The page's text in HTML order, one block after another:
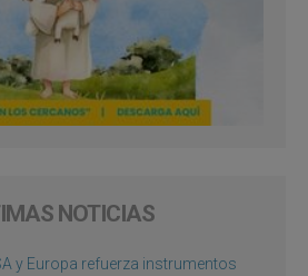
NOTICIAS
y Europa refuerza instrumentos